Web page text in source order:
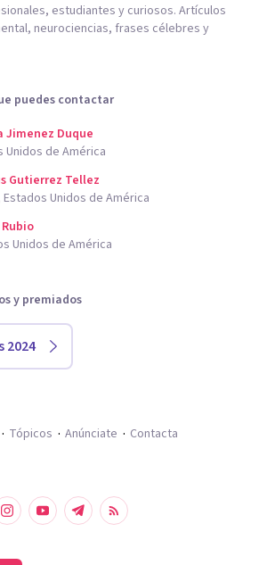
estudiantes y curiosos. Artículos
neurociencias, frases célebres y
puedes contactar
Jimenez Duque
Unidos de América
Gutierrez Tellez
Unidos de América
Unidos de América
y premiados
2024
Tópicos Anúnciate Contacta